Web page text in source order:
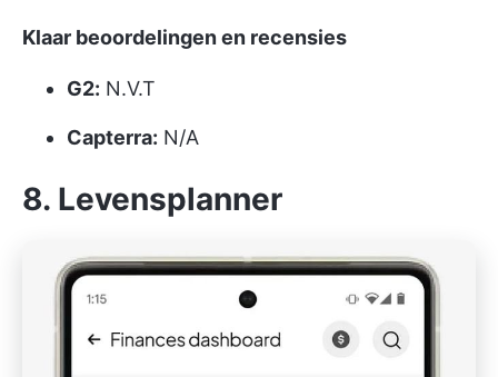
Klaar beoordelingen en recensies
G2: N.V.T
Capterra: N/A
8. Levensplanner